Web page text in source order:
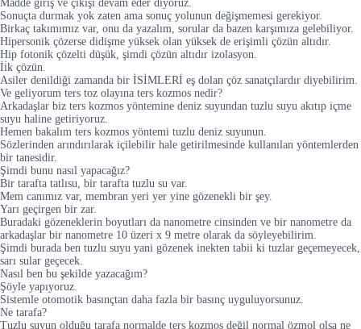
Madde giriş ve çıkışı devam eder diyoruz.
Sonuçta durmak yok zaten ama sonuç yolunun değişmemesi gerekiyor.
Birkaç takımımız var, onu da yazalım, sorular da bazen karşımıza gelebiliyor.
Hipersonik çözerse didişme yüksek olan yüksek de erişimli çözün altıdır.
Hip fotonik çözelti düşük, şimdi çözün altıdır izolasyon.
İi̇k çözün.
Asiler denildiği zamanda bir İSİMLERİ eş dolan çöz sanatçılardır diyebilirim.
Ve geliyorum ters toz olayına ters kozmos nedir?
Arkadaşlar biz ters kozmos yöntemine deniz suyundan tuzlu suyu akıtıp içme
suyu haline getiriyoruz.
Hemen bakalım ters kozmos yöntemi tuzlu deniz suyunun.
Sözlerinden arındırılarak içilebilir hale getirilmesinde kullanılan yöntemlerden
bir tanesidir.
Şimdi bunu nasıl yapacağız?
Bir tarafta tatlısu, bir tarafta tuzlu su var.
Mem canımız var, membran yeri yer yine gözenekli bir şey.
Yarı geçirgen bir zar.
Buradaki gözeneklerin boyutları da nanometre cinsinden ve bir nanometre da
arkadaşlar bir nanometre 10 üzeri x 9 metre olarak da söyleyebilirim.
Şimdi burada ben tuzlu suyu yani gözenek inekten tabii ki tuzlar geçemeyecek,
sarı sular geçecek.
Nasıl ben bu şekilde yazacağım?
Şöyle yapıyoruz.
Sistemle otomotik basınçtan daha fazla bir basınç uyguluyorsunuz.
Ne tarafa?
Tuzlu suyun olduğu tarafa normalde ters kozmos değil normal özmol olsa ne